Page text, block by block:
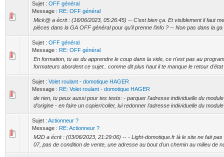
Sujet : OFF général
Message : RE: OFF général
Mick@ a écrit : (16/06/2023, 05:26:45) -- C’est bien ça. Et visiblement il faut
pièces dans la GA OFF général pour qu’il prenne l’info ? -- Non pas dans la
Sujet : OFF général
Message : RE: OFF général
En formation, tu as du apprendre le coup dans la vide, ce n'est pas au
formateurs abordent ce sujet.. comme dit plus haut il te manque le retour
Sujet : Volet roulant - domotique HAGER
Message : RE: Volet roulant - domotique HAGER
de rien, tu peux aussi pour tes tests: - parquer l'adresse individuelle du
d'origine - en faire un copier/coller, lui redonner l'adresse individuelle du
Sujet : Actionneur ?
Message : RE: Actionneur ?
M2D a écrit : (03/06/2023, 21:29:06) -- - Light-domotique.fr là le site ne fait
07, pas de condition de vente, une adresse au bout d'un chemin au milieu de